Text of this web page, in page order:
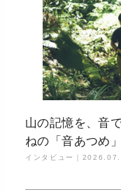
山の記憶を、音
ねの「音あつめ
インタビュー｜